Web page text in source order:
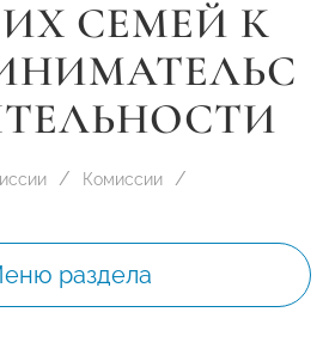
СЕМЕЙ К
Комиссии
раздела